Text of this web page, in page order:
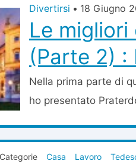
Divertirsi • 18 Giugno
Le
(Parte 2) :
Nella prima parte di
ho presentato
Categorie Casa Lavoro